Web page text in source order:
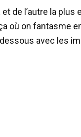
de l’autre la
où on fantasme
avec les